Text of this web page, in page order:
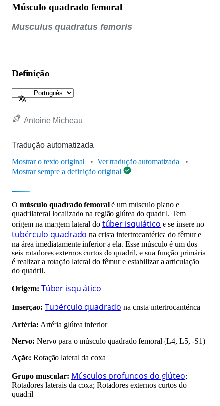
Músculo quadrado femoral
Musculus quadratus femoris
Definição
Antoine Micheau
Tradução automatizada
Mostrar o texto original
Ver tradução automatizada
Mostrar sempre a definição original
O músculo quadrado femoral é um músculo plano e
quadrilateral localizado na região glútea do quadril. Tem
origem na margem lateral do túber isquiático e se insere no
tubérculo quadrado na crista intertrocantérica do fêmur e
na área imediatamente inferior a ela. Esse músculo é um dos
seis rotadores externos curtos do quadril, e sua função primária
é realizar a rotação lateral do fêmur e estabilizar a articulação
do quadril.
Origem: Túber isquiático
Inserção: Tubérculo quadrado na crista intertrocantérica
Artéria: Artéria glútea inferior
Nervo: Nervo para o músculo quadrado femoral (L4, L5, -S1)
Ação: Rotação lateral da coxa
Grupo muscular: Músculos profundos do glúteo;
Rotadores laterais da coxa; Rotadores externos curtos do
quadril